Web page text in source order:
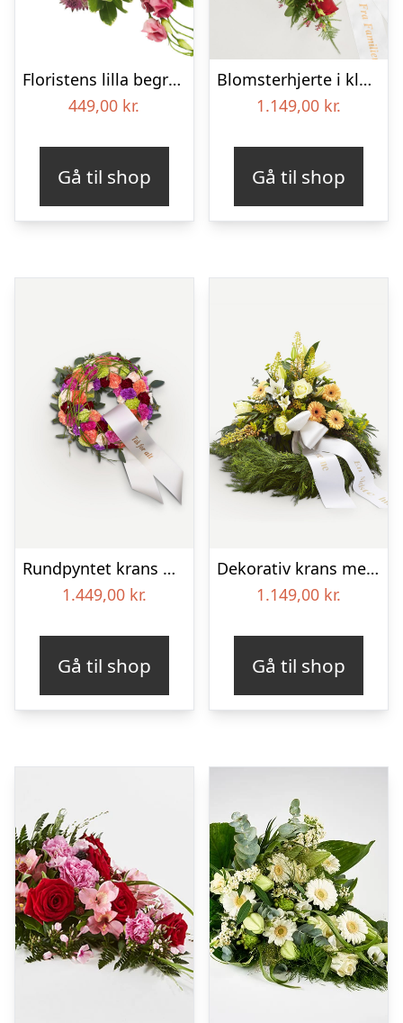
Floristens lilla begravelses­buket
449,00 kr.
Gå til shop
Blomsterhjerte i klassisk stil med bånd
1.149,00 kr.
Gå til shop
Rundpyntet krans med bånd
1.449,00 kr.
Gå til shop
Dekorativ krans med bånd
1.149,00 kr.
Gå til shop